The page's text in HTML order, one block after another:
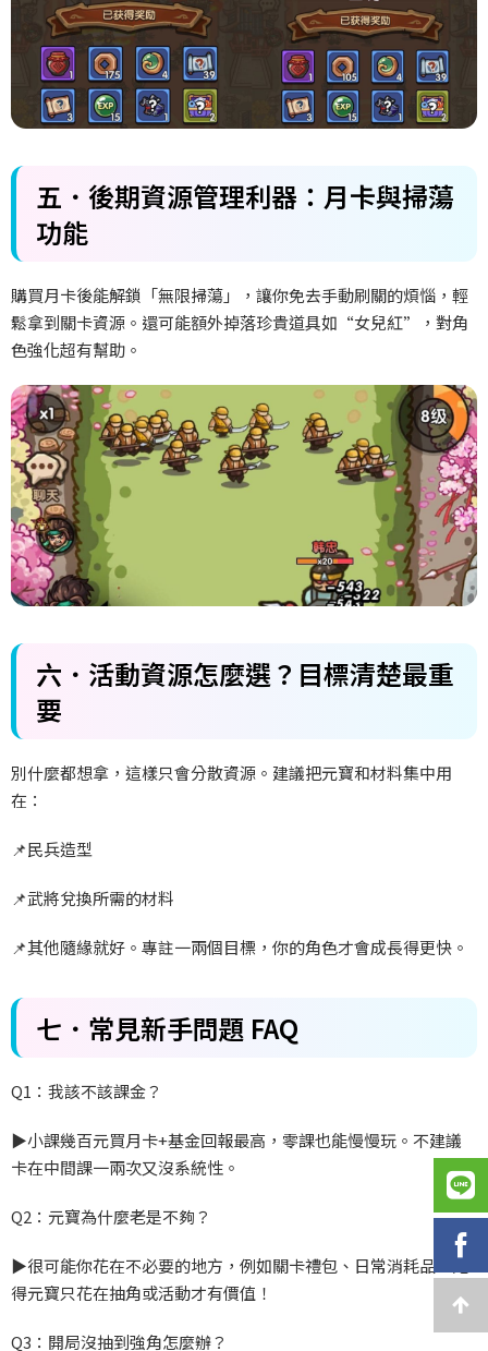
五．後期資源管理利器：月卡與掃蕩
功能
購買月卡後能解鎖「無限掃蕩」，讓你免去手動刷關的煩惱，輕
鬆拿到關卡資源。還可能額外掉落珍貴道具如“女兒紅”，對角
色強化超有幫助。
六．活動資源怎麼選？目標清楚最重
要
別什麼都想拿，這樣只會分散資源。建議把元寶和材料集中用
在：
📌民兵造型
📌武將兌換所需的材料
📌其他隨緣就好。專註一兩個目標，你的角色才會成長得更快。
七．常見新手問題 FAQ
Q1 ：我該不該課金？
▶️小課幾百元買月卡+基金回報最高，零課也能慢慢玩。不建議
卡在中間課一兩次又沒系統性。
Q2 ：元寶為什麼老是不夠？
▶️很可能你花在不必要的地方，例如關卡禮包、日常消耗品。記
得元寶只花在抽角或活動才有價值！
Q3 ：開局沒抽到強角怎麼辦？